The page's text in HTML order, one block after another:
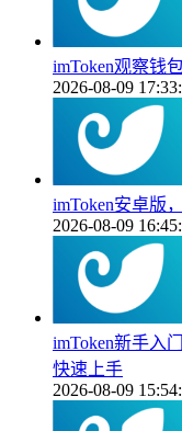
imToken观察钱
2026-08-09
imToken安卓版
2026-08-09
imToken新手入
快速上手
2026-08-09